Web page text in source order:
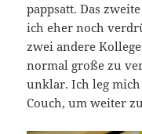
pappsatt. Das
ich eher noch
zwei andere
normal große zu
unklar. Ich leg
Couch, um weiter